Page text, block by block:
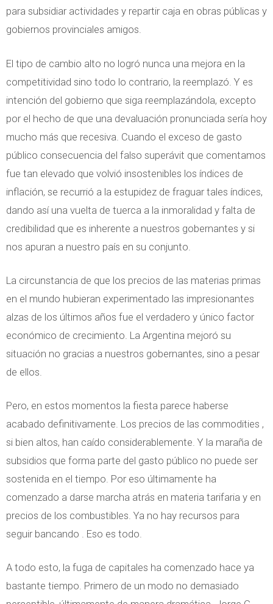
para subsidiar actividades y repartir caja en obras públicas y
gobiernos provinciales amigos.
El tipo de cambio alto no logró nunca una mejora en la
competitividad sino todo lo contrario, la reemplazó. Y es
intención del gobierno que siga reemplazándola, excepto
por el hecho de que una devaluación pronunciada sería hoy
mucho más que recesiva. Cuando el exceso de gasto
público consecuencia del falso superávit que comentamos
fue tan elevado que volvió insostenibles los índices de
inflación, se recurrió a la estupidez de fraguar tales índices,
dando así una vuelta de tuerca a la inmoralidad y falta de
credibilidad que es inherente a nuestros gobernantes y si
nos apuran a nuestro país en su conjunto.
La circunstancia de que los precios de las materias primas
en el mundo hubieran experimentado las impresionantes
alzas de los últimos años fue el verdadero y único factor
económico de crecimiento. La Argentina mejoró su
situación no gracias a nuestros gobernantes, sino a pesar
de ellos.
Pero, en estos momentos la fiesta parece haberse
acabado definitivamente. Los precios de las commodities ,
si bien altos, han caído considerablemente. Y la maraña de
subsidios que forma parte del gasto público no puede ser
sostenida en el tiempo. Por eso últimamente ha
comenzado a darse marcha atrás en materia tarifaria y en
precios de los combustibles. Ya no hay recursos para
seguir bancando . Eso es todo.
A todo esto, la fuga de capitales ha comenzado hace ya
bastante tiempo. Primero de un modo no demasiado